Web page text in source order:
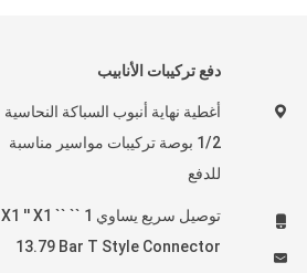
دفع تركيبات الأنابيب
أغطية نهاية أنبوب السباكة النحاسية
1/2 بوصة تركيبات مواسير مناسبة
للدفع
توصيل سريع يساوي 1 `` X1 '' X1 ``
13.79 Bar T Style Connector